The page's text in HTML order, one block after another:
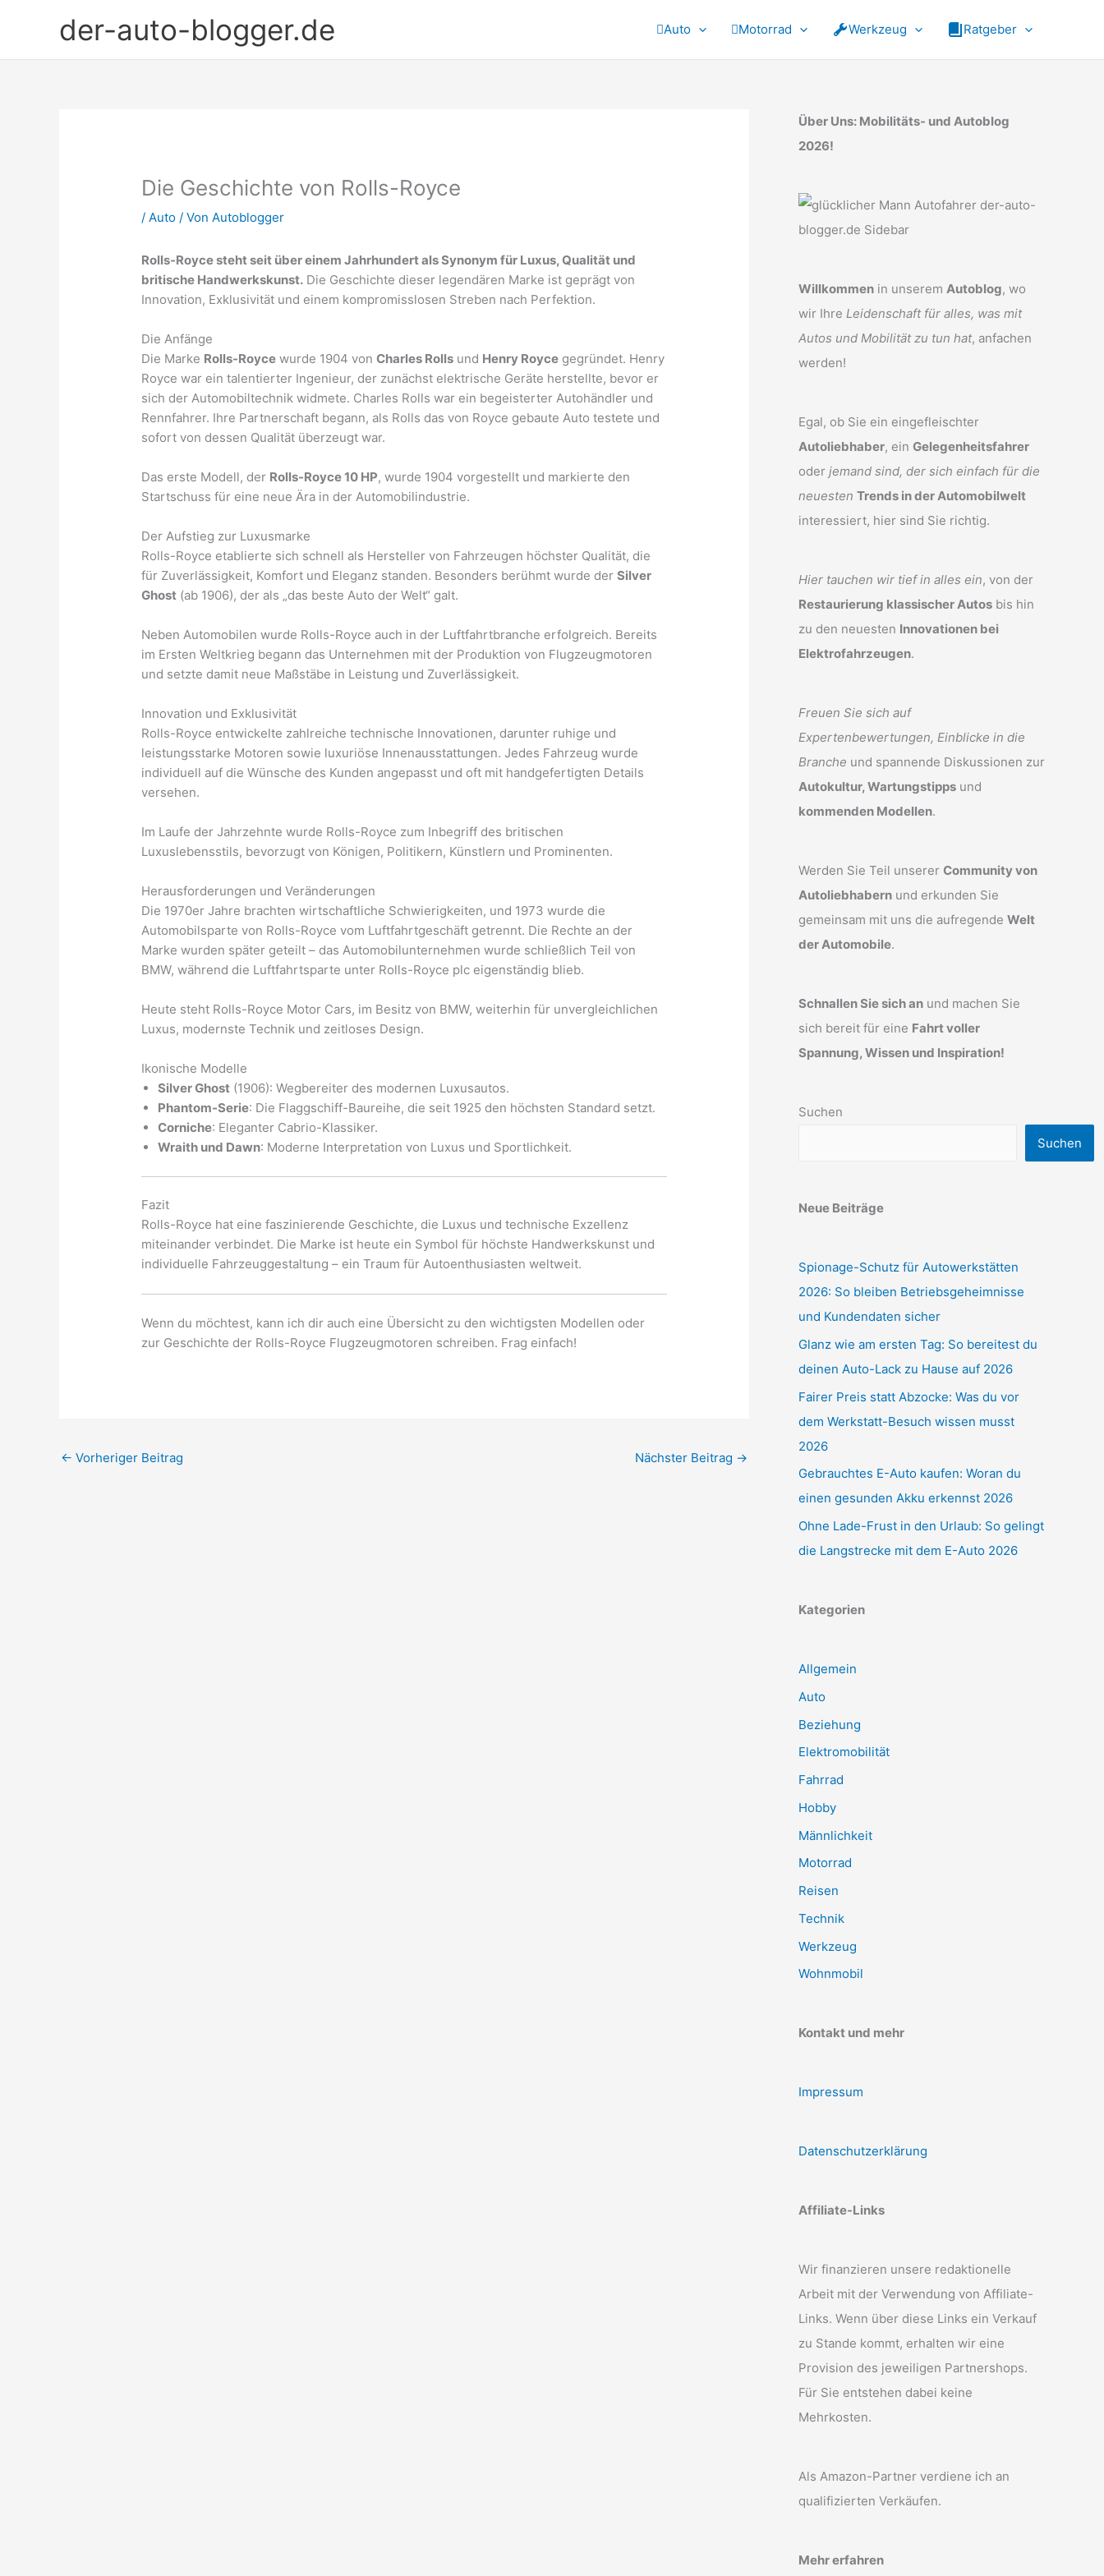
der-auto-blogger.de Auto Motorrad Werkzeug Ratgeber
Die Geschichte von Rolls-Royce
/Auto / VonAutoblogger
Rolls-Royce steht seit über einem Jahrhundert als Synonym für Luxus, Qualität und
britische Handwerkskunst. Die Geschichte dieser legendären Marke ist geprägt von
Innovation, Exklusivität und einem kompromisslosen Streben nach Perfektion.
Die Anfänge
Die Marke Rolls-Royce wurde 1904 vonCharles Rolls und Henry Royce gegründet. Henry
Royce war ein talentierter Ingenieur, der zunächst elektrische Geräte herstellte, bevor er
sich der Automobiltechnik widmete. Charles Rolls war ein begeisterter Autohändler und
Rennfahrer. Ihre Partnerschaft begann, als Rolls das von Royce gebaute Auto testete und
sofort von dessen Qualität überzeugt war.
Das erste Modell, der Rolls-Royce 10 HP, wurde 1904 vorgestellt und markierte den
Startschuss für eine neue Ära in der Automobilindustrie.
Der Aufstieg zur Luxusmarke
Rolls-Royce etablierte sich schnell als Hersteller von Fahrzeugen höchster Qualität, die
für Zuverlässigkeit, Komfort und Eleganz standen. Besonders berühmt wurde derSilver
Ghost (ab 1906), der als „das beste Auto der Welt“ galt.
Neben Automobilen wurde Rolls-Royce auch in der Luftfahrtbranche erfolgreich. Bereits
im Ersten Weltkrieg begann das Unternehmen mit der Produktion von Flugzeugmotoren
und setzte damit neue Maßstäbe in Leistung und Zuverlässigkeit.
Innovation und Exklusivität
Rolls-Royce entwickelte zahlreiche technische Innovationen, darunter ruhige und
leistungsstarke Motoren sowie luxuriöse Innenausstattungen. Jedes Fahrzeug wurde
individuell auf die Wünsche des Kunden angepasst und oft mit handgefertigten Details
versehen.
Im Laufe der Jahrzehnte wurde Rolls-Royce zum Inbegriff des britischen
Luxuslebensstils, bevorzugt von Königen, Politikern, Künstlern und Prominenten.
Herausforderungen und Veränderungen
Die 1970er Jahre brachten wirtschaftliche Schwierigkeiten, und 1973 wurde die
Automobilsparte von Rolls-Royce vom Luftfahrtgeschäft getrennt. Die Rechte an der
Marke wurden später geteilt – das Automobilunternehmen wurde schließlich Teil von
BMW, während die Luftfahrtsparte unter Rolls-Royce plc eigenständig blieb.
Heute steht Rolls-Royce Motor Cars, im Besitz von BMW, weiterhin für unvergleichlichen
Luxus, modernste Technik und zeitloses Design.
Ikonische Modelle
Silver Ghost (1906): Wegbereiter des modernen Luxusautos.
Phantom-Serie: Die Flaggschiff-Baureihe, die seit 1925 den höchsten Standard setzt.
Corniche: Eleganter Cabrio-Klassiker.
Wraith und Dawn: Moderne Interpretation von Luxus und Sportlichkeit.
Fazit
Rolls-Royce hat eine faszinierende Geschichte, die Luxus und technische Exzellenz
miteinander verbindet. Die Marke ist heute ein Symbol für höchste Handwerkskunst und
individuelle Fahrzeuggestaltung – ein Traum für Autoenthusiasten weltweit.
Wenn du möchtest, kann ich dir auch eine Übersicht zu den wichtigsten Modellen oder
zur Geschichte der Rolls-Royce Flugzeugmotoren schreiben. Frag einfach!
← Vorheriger Beitrag Nächster Beitrag →
Über Uns: Mobilitäts- und Autoblog
2026!
Willkommen in unserem Autoblog, wo
wir Ihre Leidenschaft für alles, was mit
Autos und Mobilität zu tun hat, anfachen
werden!
Egal, ob Sie ein eingefleischter
Autoliebhaber, ein Gelegenheitsfahrer
oder jemand sind, der sich einfach für die
neuesten Trends in der Automobilwelt
interessiert, hier sind Sie richtig.
Hier tauchen wir tief in alles ein, von der
Restaurierung klassischer Autos bis hin
zu den neuesten Innovationen bei
Elektrofahrzeugen.
Freuen Sie sich auf
Expertenbewertungen, Einblicke in die
Branche und spannende Diskussionen zur
Autokultur, Wartungstipps und
kommenden Modellen.
Werden Sie Teil unserer Community von
Autoliebhabern und erkunden Sie
gemeinsam mit uns die aufregende Welt
der Automobile.
Schnallen Sie sich an und machen Sie
sich bereit für eine Fahrt voller
Spannung, Wissen und Inspiration!
Suchen
Suchen
Neue Beiträge
Spionage-Schutz für Autowerkstätten
2026: So bleiben Betriebsgeheimnisse
und Kundendaten sicher
Glanz wie am ersten Tag: So bereitest du
deinen Auto-Lack zu Hause auf 2026
Fairer Preis statt Abzocke: Was du vor
dem Werkstatt-Besuch wissen musst
2026
Gebrauchtes E-Auto kaufen: Woran du
einen gesunden Akku erkennst 2026
Ohne Lade-Frust in den Urlaub: So gelingt
die Langstrecke mit dem E-Auto 2026
Kategorien
Allgemein
Auto
Beziehung
Elektromobilität
Fahrrad
Hobby
Männlichkeit
Motorrad
Reisen
Technik
Werkzeug
Wohnmobil
Kontakt und mehr
Impressum
Datenschutzerklärung
Affiliate-Links
Wir finanzieren unsere redaktionelle
Arbeit mit der Verwendung von Affiliate-
Links. Wenn über diese Links ein Verkauf
zu Stande kommt, erhalten wir eine
Provision des jeweiligen Partnershops.
Für Sie entstehen dabei keine
Mehrkosten.
Als Amazon-Partner verdiene ich an
qualifizierten Verkäufen.
Mehr erfahren